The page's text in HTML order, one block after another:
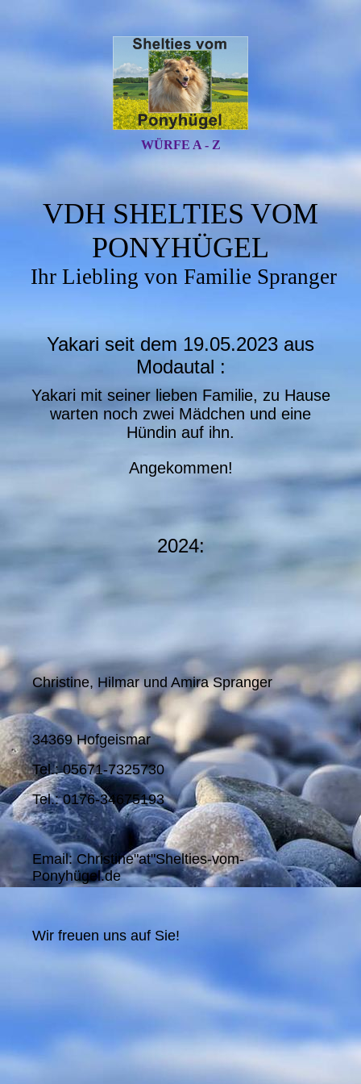
WÜRFE A - Z
VDH SHELTIES VOM
PONYHÜGEL
Ihr Liebling von Familie Spranger
Yakari seit dem 19.05.2023 aus
Modautal :
Yakari mit seiner lieben Familie, zu Hause
warten noch zwei Mädchen und eine
Hündin auf ihn.
Angekommen!
2024:
Christine, Hilmar und Amira Spranger
34369 Hofgeismar
Tel.: 05671-7325730
Tel.: 0176-34675193
Email: Christine"at"Shelties-vom-
Ponyhügel.de
Wir freuen uns auf Sie!